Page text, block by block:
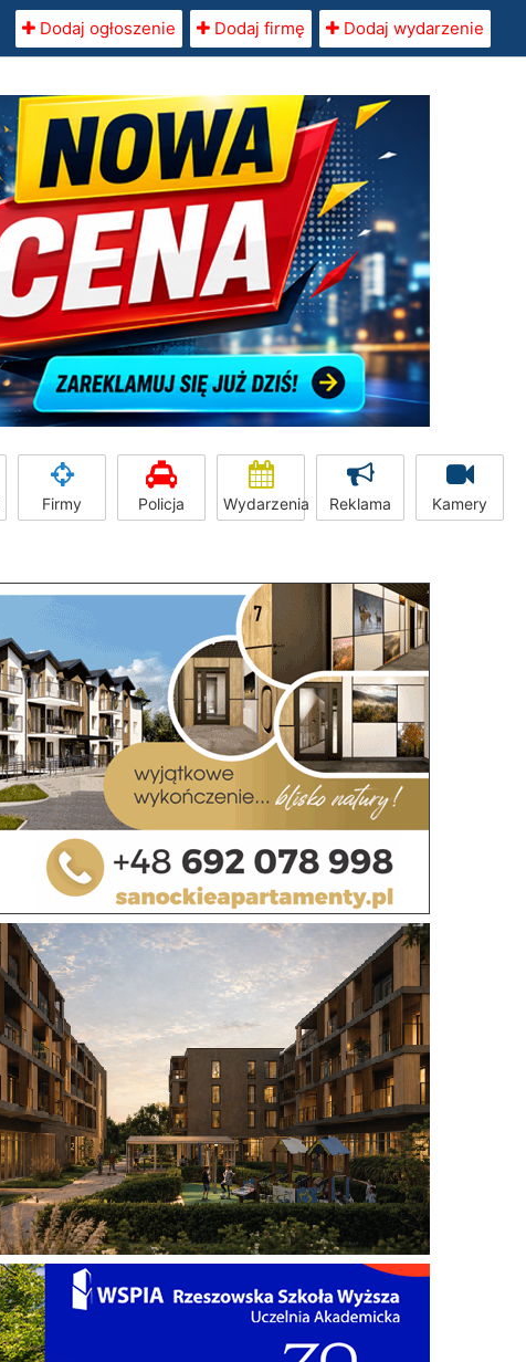
Dodaj ogłoszenie Dodaj firmę Dodaj wydarzenie
Firmy Policja Wydarzenia Reklama Kamery